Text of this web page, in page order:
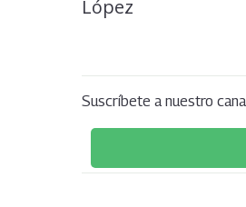
Suscríbete a nuestro